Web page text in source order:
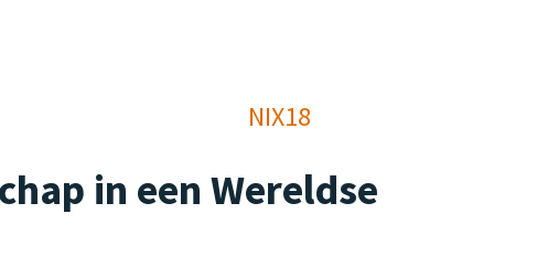
NIX18
in een Wereldse